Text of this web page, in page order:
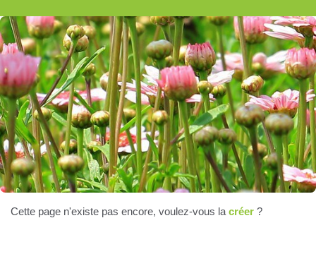
Cette page n'existe pas encore, voulez-vous la créer ?